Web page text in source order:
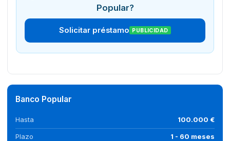
Popular?
Solicitar préstamo PUBLICIDAD
Banco Popular
Hasta 100.000 €
Plazo 1 - 60 meses